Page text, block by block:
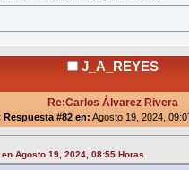
J_A_REYES
Re:Carlos Álvarez Rivera
Respuesta #82 en: Agosto 19, 2024,
Agosto 19, 2024, 08:55 Horas